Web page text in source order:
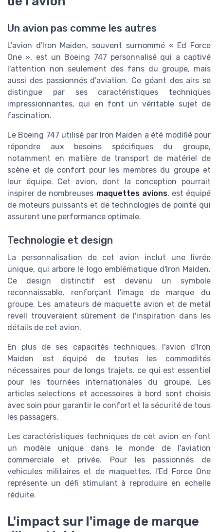
Un avion pas comme les autres
L'avion d'Iron Maiden, souvent surnommé « Ed Force
One », est un Boeing 747 personnalisé qui a captivé
l'attention non seulement des fans du groupe, mais
aussi des passionnés d'aviation. Ce géant des airs se
distingue par ses caractéristiques techniques
impressionnantes, qui en font un véritable sujet de
fascination.
Le Boeing 747 utilisé par Iron Maiden a été modifié pour
répondre aux besoins spécifiques du groupe,
notamment en matière de transport de matériel de
scène et de confort pour les membres du groupe et
leur équipe. Cet avion, dont la conception pourrait
inspirer de nombreuses maquettes avions, est équipé
de moteurs puissants et de technologies de pointe qui
assurent une performance optimale.
Technologie et design
La personnalisation de cet avion inclut une livrée
unique, qui arbore le logo emblématique d'Iron Maiden.
Ce design distinctif est devenu un symbole
reconnaissable, renforçant l'image de marque du
groupe. Les amateurs de maquette avion et de metal
revell
trouveraient sûrement de l'inspiration dans les
détails de cet avion.
En plus de ses capacités techniques, l'avion d'Iron
Maiden est équipé de toutes les commodités
nécessaires pour de longs trajets, ce qui est essentiel
pour les tournées internationales du groupe. Les
articles selections et accessoires à bord sont choisis
avec soin pour garantir le confort et la sécurité de tous
les passagers.
Les caractéristiques techniques de cet avion en font
un modèle unique dans le monde de l'aviation
commerciale et privée. Pour les passionnés de
vehicules militaires et de maquettes, l'Ed Force One
représente un défi stimulant à reproduire en echelle
réduite.
L'impact sur l'image de marque